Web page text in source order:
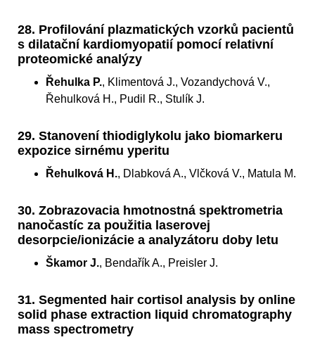
28. Profilování plazmatických vzorků pacientů
s dilatační kardiomyopatií pomocí relativní
proteomické analýzy
Řehulka P., Klimentová J., Vozandychová V.,
Řehulková H., Pudil R., Stulík J.
29. Stanovení thiodiglykolu jako biomarkeru
expozice sirnému yperitu
Řehulková H., Dlabková A., Vlčková V., Matula M.
30. Zobrazovacia hmotnostná spektrometria
nanočastíc za použitia laserovej
desorpcie/ionizácie a analyzátoru doby letu
Škamor J., Bendařík A., Preisler J.
31. Segmented hair cortisol analysis by online
solid phase extraction liquid chromatography
mass spectrometry